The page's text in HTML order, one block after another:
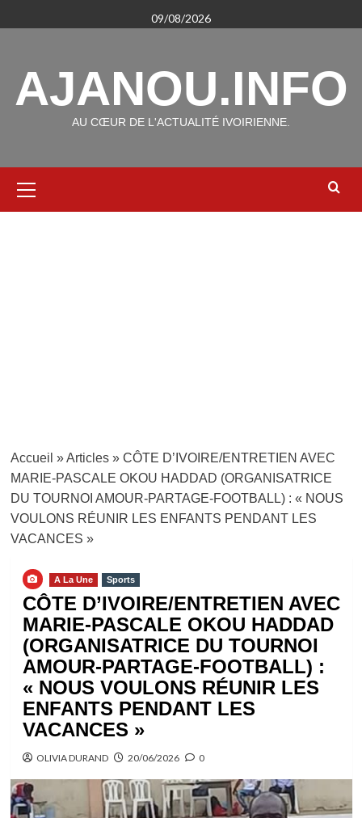
au
09/08/2026
AJANOU.INFO
AU CŒUR DE L'ACTUALITÉ IVOIRIENNE.
principal
Accueil »Articles» CÔTE D’IVOIRE/ENTRETIEN AVEC
MARIE-PASCALE OKOU HADDAD (ORGANISATRICE
DU TOURNOI AMOUR-PARTAGE-FOOTBALL) : « NOUS
VOULONS RÉUNIR LES ENFANTS PENDANT LES
VACANCES »
A La Une Sports
CÔTE D’IVOIRE/ENTRETIEN AVEC
MARIE-PASCALE OKOU HADDAD
(ORGANISATRICE DU TOURNOI
AMOUR-PARTAGE-FOOTBALL) :
« NOUS VOULONS RÉUNIR LES
ENFANTS PENDANT LES
VACANCES »
OLIVIA DURAND 20/06/2026 0